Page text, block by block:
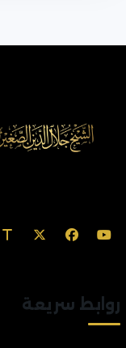
روابط سريعة